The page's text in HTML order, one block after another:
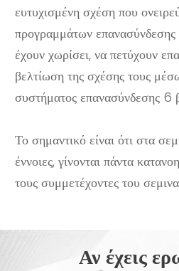
ευτυχισμένη σχέση που
προγραμμάτων
έχουν χωρίσει, να πετύχουν
βελτίωση της σχέσης τους
συστήματος επανασύνδεσης 6
Το σημαντικό είναι ότι στα
έννοιες, γίνονται πάντα
τους συμμετέχοντες του
Αν έχεις